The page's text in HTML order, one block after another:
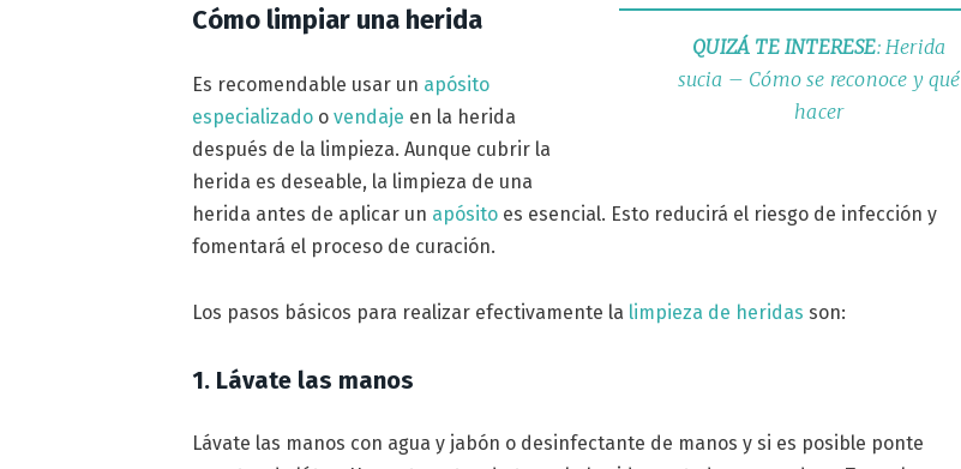
QUIZÁ TE INTERESE: Herida
sucia – Cómo se reconoce y qué
hacer
Cómo limpiar una herida
Es recomendable usar un apósito
especializado ovendaje en la herida
después de la limpieza. Aunque cubrir la
herida es deseable, la limpieza de una
herida antes de aplicar un apósito es esencial. Esto reducirá el riesgo de infección y
fomentará el proceso de curación.
Los pasos básicos para realizar efectivamente la limpieza de heridas son:
1. Lávate las manos
Lávate las manos con agua y jabón o desinfectante de manos y si es posible ponte